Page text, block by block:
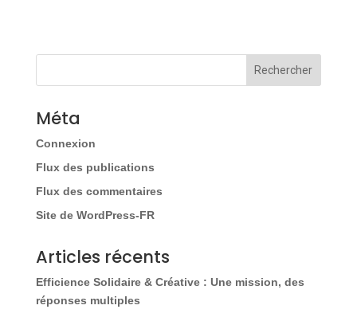
Méta
Connexion
Flux des publications
Flux des commentaires
Site de WordPress-FR
Articles récents
Efficience Solidaire & Créative : Une mission, des
réponses multiples